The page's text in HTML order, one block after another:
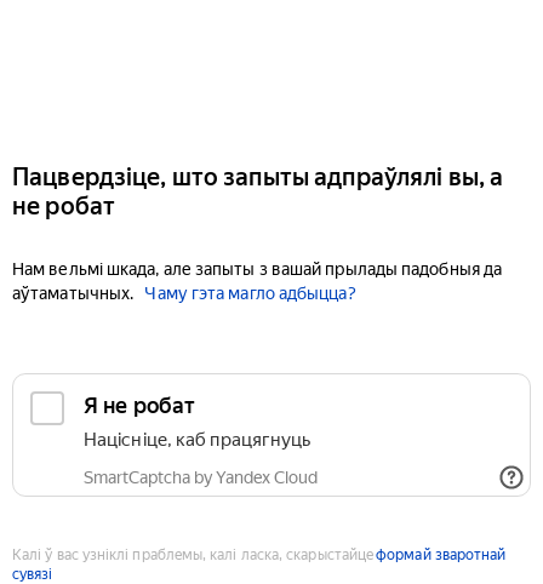
Пацвердзіце, што запыты адпраўлялі вы, а
не робат
Нам вельмі шкада, але запыты з вашай прылады падобныя да
аўтаматычных.
Чаму гэта магло адбыцца?
Я не робат
Націсніце, каб працягнуць
SmartCaptcha by Yandex Cloud
Калі ў вас узніклі праблемы, калі ласка, скарыстайцеформай зваротнай
сувязі